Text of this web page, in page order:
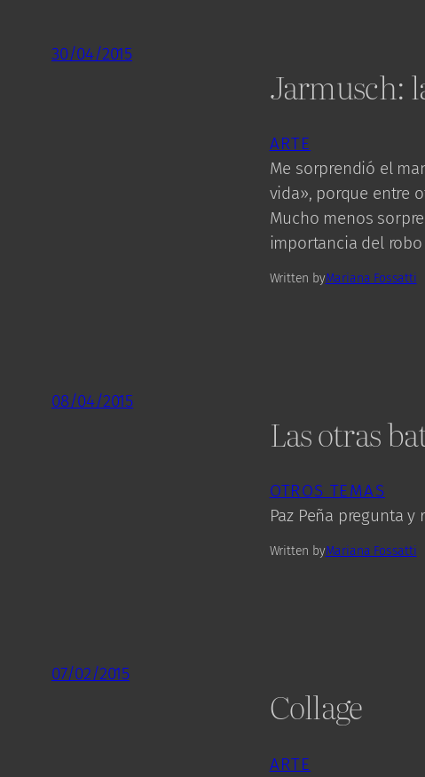
30/04/2015
Jarmusch:
ARTE
Me sorprendió el
vida», porque entre
Mucho menos
importancia del
Written byMariana Fossatti
08/04/2015
Las otras
OTROS TEMAS
Paz Peña pregunta
Written byMariana Fossatti
07/02/2015
Collage
ARTE